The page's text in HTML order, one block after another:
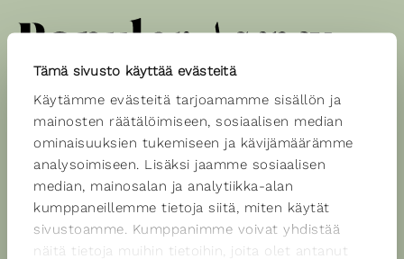
Tämä sivusto käyttää evästeitä
Käytämme evästeitä tarjoamamme sisällön ja
mainosten räätälöimiseen, sosiaalisen median
ominaisuuksien tukemiseen ja kävijämäärämme
analysoimiseen. Lisäksi jaamme sosiaalisen
median, mainosalan ja analytiikka-alan
kumppaneillemme tietoja siitä, miten käytät
sivustoamme. Kumppanimme voivat yhdistää
näitä tietoja muihin tietoihin, joita olet antanut
Spiikkerit
Pyry Nikkilä
Äänen väri: neutraali
Kielet: suomi